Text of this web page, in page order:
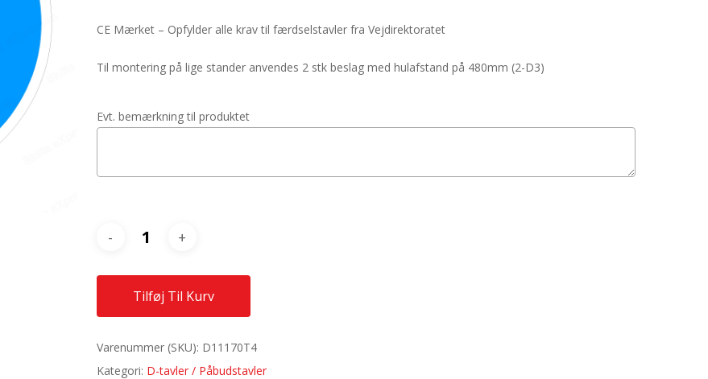
CE Mærket – Opfylder alle krav til færdselstavler fra Vejdirektoratet
Til montering på lige stander anvendes 2 stk beslag med hulafstand på 480mm (2-D3)
Evt. bemærkning til produktet
Tilføj Til Kurv
Varenummer (SKU): D11170T4
Kategori: D-tavler / Påbudstavler